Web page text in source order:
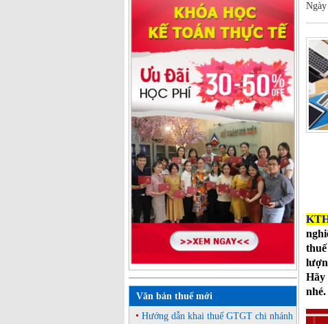
Văn bản thuế mới
Hướng dẫn khai thuế GTGT chi nhánh
Ngày
Hãy
nhé.